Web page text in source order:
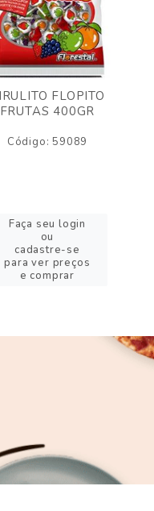
FLOPITO
FRUTAS 400GR
Código: 59089
Faça seu login
ou
cadastre-se
para ver preços
e comprar